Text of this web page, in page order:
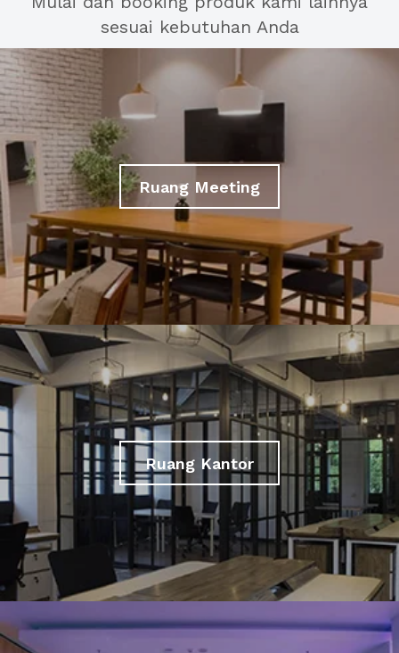
sesuai kebutuhan Anda
Ruang Meeting
Ruang Kantor